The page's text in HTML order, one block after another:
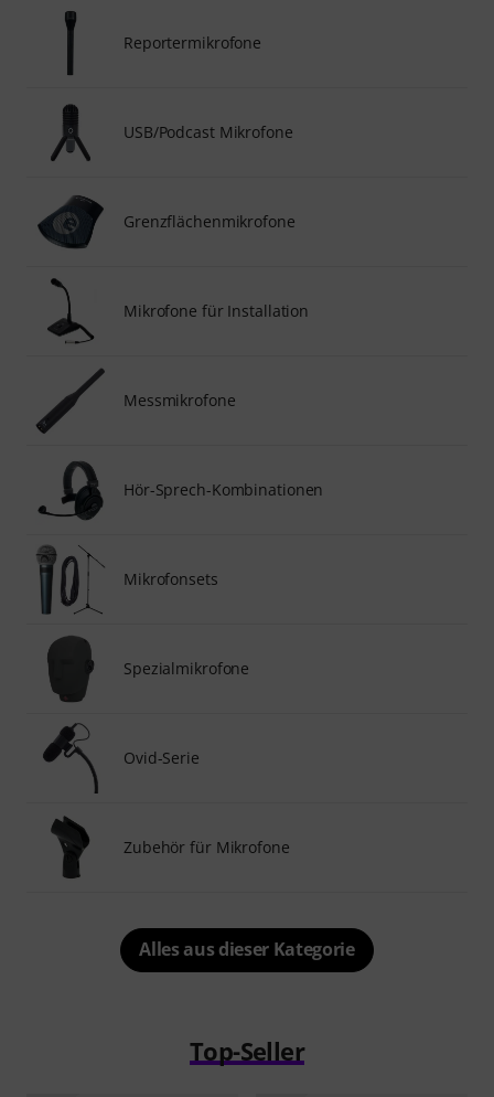
Reportermikrofone
USB/Podcast Mikrofone
Grenzflächenmikrofone
Mikrofone für Installation
Messmikrofone
Hör-Sprech-Kombinationen
Mikrofonsets
Spezialmikrofone
Ovid-Serie
Zubehör für Mikrofone
Alles aus dieser Kategorie
Top-Seller